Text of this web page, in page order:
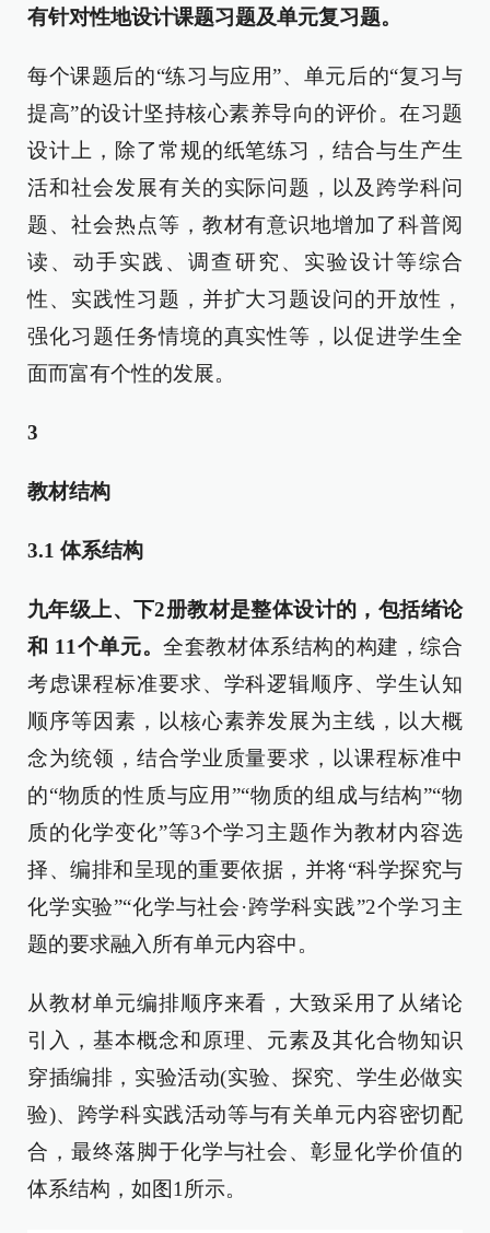
有针对性地设计课题习题及单元复习题。
每个课题后的“练习与应用”、单元后的“复习与
提高”的设计坚持核心素养导向的评价。在习题
设计上，除了常规的纸笔练习，结合与生产生
活和社会发展有关的实际问题，以及跨学科问
题、社会热点等，教材有意识地增加了科普阅
读、动手实践、调查研究、实验设计等综合
性、实践性习题，并扩大习题设问的开放性，
强化习题任务情境的真实性等，以促进学生全
面而富有个性的发展。
3
教材结构
3.1 体系结构
九年级上、下2册教材是整体设计的，包括绪论
和 11个单元。全套教材体系结构的构建，综合
考虑课程标准要求、学科逻辑顺序、学生认知
顺序等因素，以核心素养发展为主线，以大概
念为统领，结合学业质量要求，以课程标准中
的“物质的性质与应用”“物质的组成与结构”“物
质的化学变化”等3个学习主题作为教材内容选
择、编排和呈现的重要依据，并将“科学探究与
化学实验”“化学与社会·跨学科实践”2个学习主
题的要求融入所有单元内容中。
从教材单元编排顺序来看，大致采用了从绪论
引入，基本概念和原理、元素及其化合物知识
穿插编排，实验活动(实验、探究、学生必做实
验)、跨学科实践活动等与有关单元内容密切配
合，最终落脚于化学与社会、彰显化学价值的
体系结构，如图1所示。